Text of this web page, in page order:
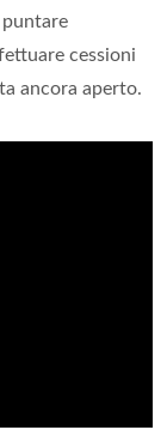
cessioni
ancora aperto.